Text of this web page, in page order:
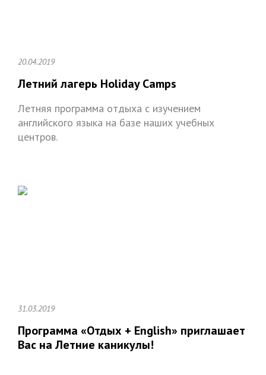
20.04.2019
Летний лагерь Holiday Camps
Летняя программа отдыха с изучением
английского языка на базе наших учебных
центров.
31.03.2019
Программа «Отдых + English» приглашает
Вас на Летние каникулы!